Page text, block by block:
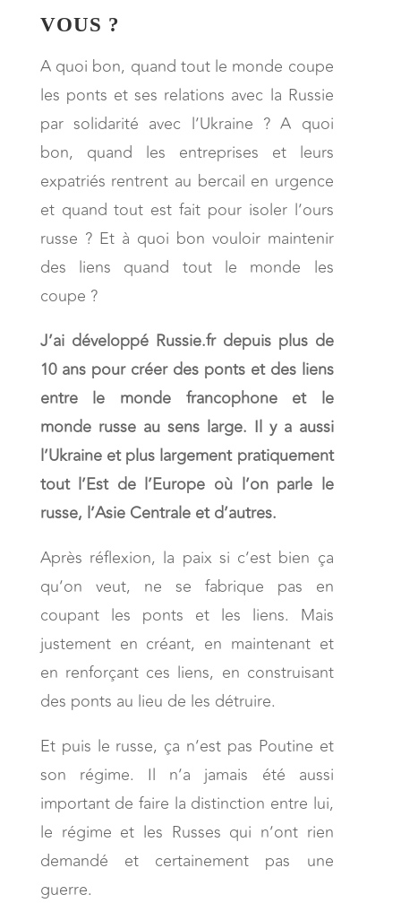
VOUS ?
A quoi bon, quand tout le monde coupe
les ponts et ses relations avec la Russie
par solidarité avec l’Ukraine ? A quoi
bon, quand les entreprises et leurs
expatriés rentrent au bercail en urgence
et quand tout est fait pour isoler l’ours
russe ? Et à quoi bon vouloir maintenir
des liens quand tout le monde les
coupe ?
J’ai développé Russie.fr depuis plus de
10 ans pour créer des ponts et des liens
entre le monde francophone et le
monde russe au sens large. Il y a aussi
l’Ukraine et plus largement pratiquement
tout l’Est de l’Europe où l’on parle le
russe, l’Asie Centrale et d’autres.
Après réflexion, la paix si c’est bien ça
qu’on veut, ne se fabrique pas en
coupant les ponts et les liens. Mais
justement en créant, en maintenant et
en renforçant ces liens, en construisant
des ponts au lieu de les détruire.
Et puis le russe, ça n’est pas Poutine et
son régime. Il n’a jamais été aussi
important de faire la distinction entre lui,
le régime et les Russes qui n’ont rien
demandé et certainement pas une
guerre.